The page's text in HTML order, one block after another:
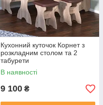
Кухонний куточок Корнет з
розкладним столом та 2
табурети
В наявності
9 100 ₴